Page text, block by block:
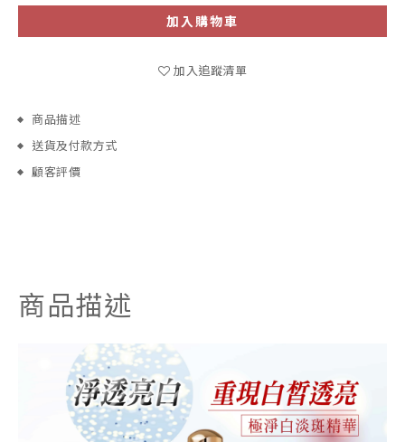
加入購物車
加入追蹤清單
商品描述
送貨及付款方式
顧客評價
商品描述